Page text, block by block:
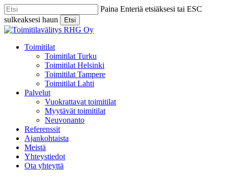
Skip
to
main
content
Paina Enteriä etsiäksesi tai ESC
sulkeaksesi haun
Etsi
Close
Menu
Toimitilat
Toimitilat Turku
Toimitilat Helsinki
Toimitilat Tampere
Toimitilat Lahti
Palvelut
Vuokrattavat toimitilat
Myytävät toimitilat
Neuvonanto
Referenssit
Ajankohtaista
Meistä
Yhteystiedot
Ota yhteyttä